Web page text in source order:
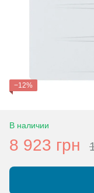
−12%
В наличии
8 923 грн